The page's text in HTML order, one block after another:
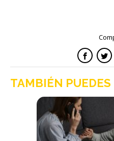
TAMBIÉN PUEDES